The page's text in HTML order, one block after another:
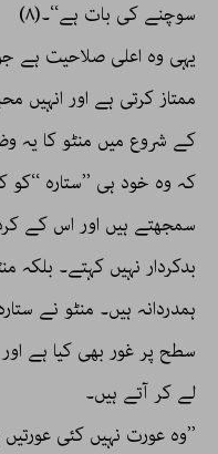
سوچنے کی بات ہے‘‘۔(۸)
یہی وہ اعلی صلاحیت ہے
ممتاز کرتی ہے اور انہیں
کے شروع میں منٹو کا یہ
کہ وہ خود ہی ’’ستارہ
سمجھتے ہیں اور اس کے
بدکردار نہیں کہتے۔ بلکہ
ہمدردانہ ہیں۔ منٹو نے
سطح پر غور بھی کیا ہے
لے کر آتے ہیں۔
’’وہ عورت نہیں کئی